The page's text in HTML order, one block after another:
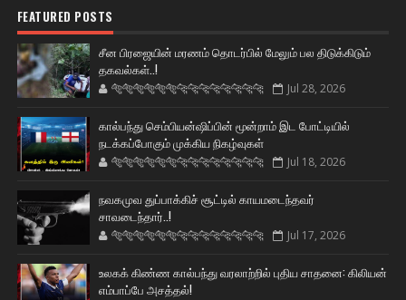
FEATURED POSTS
சீன பிரஜையின் மரணம் தொடர்பில் மேலும் பல திடுக்கிடும்
தகவல்கள்..!
🐅🐅🐅🐅🐅🐅🐆🐆🐆🐆🐆🐆🐆🐆 Jul 28, 2026
கால்பந்து செம்பியன்ஷிப்பின் மூன்றாம் இட போட்டியில்
நடக்கப்போகும் முக்கிய நிகழ்வுகள்
🐅🐅🐅🐅🐅🐅🐆🐆🐆🐆🐆🐆🐆🐆 Jul 18, 2026
நவகமுவ துப்பாக்கிச் சூட்டில் காயமடைந்தவர்
சாவடைந்தார்..!
🐅🐅🐅🐅🐅🐅🐆🐆🐆🐆🐆🐆🐆🐆 Jul 17, 2026
உலகக் கிண்ண கால்பந்து வரலாற்றில் புதிய சாதனை: கிலியன்
எம்பாப்பே அசத்தல்!